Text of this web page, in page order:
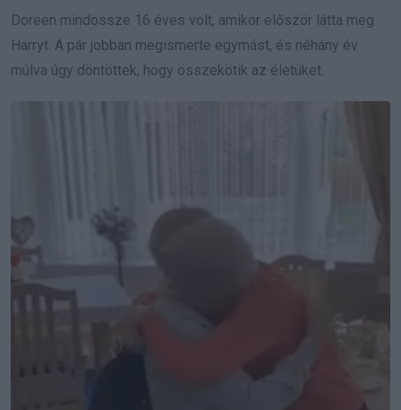
Doreen mindössze 16 éves volt, amikor először látta meg
Harryt. A pár jobban megismerte egymást, és néhány év
múlva úgy döntöttek, hogy összekötik az életüket.